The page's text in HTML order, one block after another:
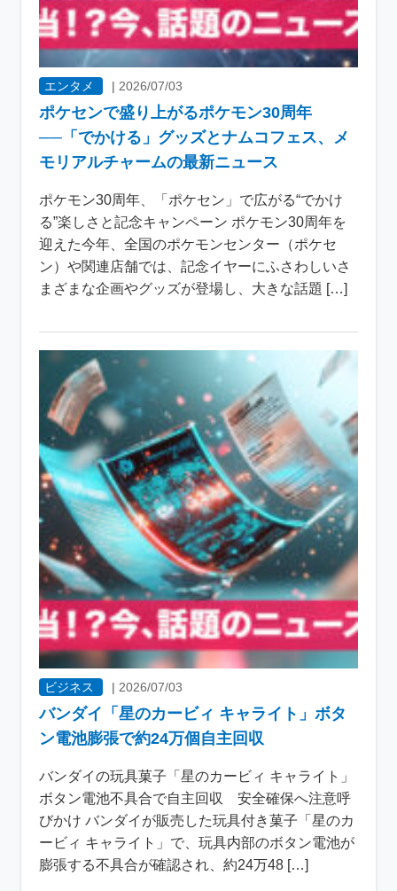
エンタメ | 2026/07/03
ポケセンで盛り上がるポケモン30周年
──「でかける」グッズとナムコフェス、メ
モリアルチャームの最新ニュース
ポケモン30周年、「ポケセン」で広がる“でかけ
る”楽しさと記念キャンペーン ポケモン30周年を
迎えた今年、全国のポケモンセンター（ポケセ
ン）や関連店舗では、記念イヤーにふさわしいさ
まざまな企画やグッズが登場し、大きな話題 […]
ビジネス | 2026/07/03
バンダイ「星のカービィ キャライト」ボタ
ン電池膨張で約24万個自主回収
バンダイの玩具菓子「星のカービィ キャライト」
ボタン電池不具合で自主回収 安全確保へ注意呼
びかけ バンダイが販売した玩具付き菓子「星のカ
ービィ キャライト」で、玩具内部のボタン電池が
膨張する不具合が確認され、約24万48 […]